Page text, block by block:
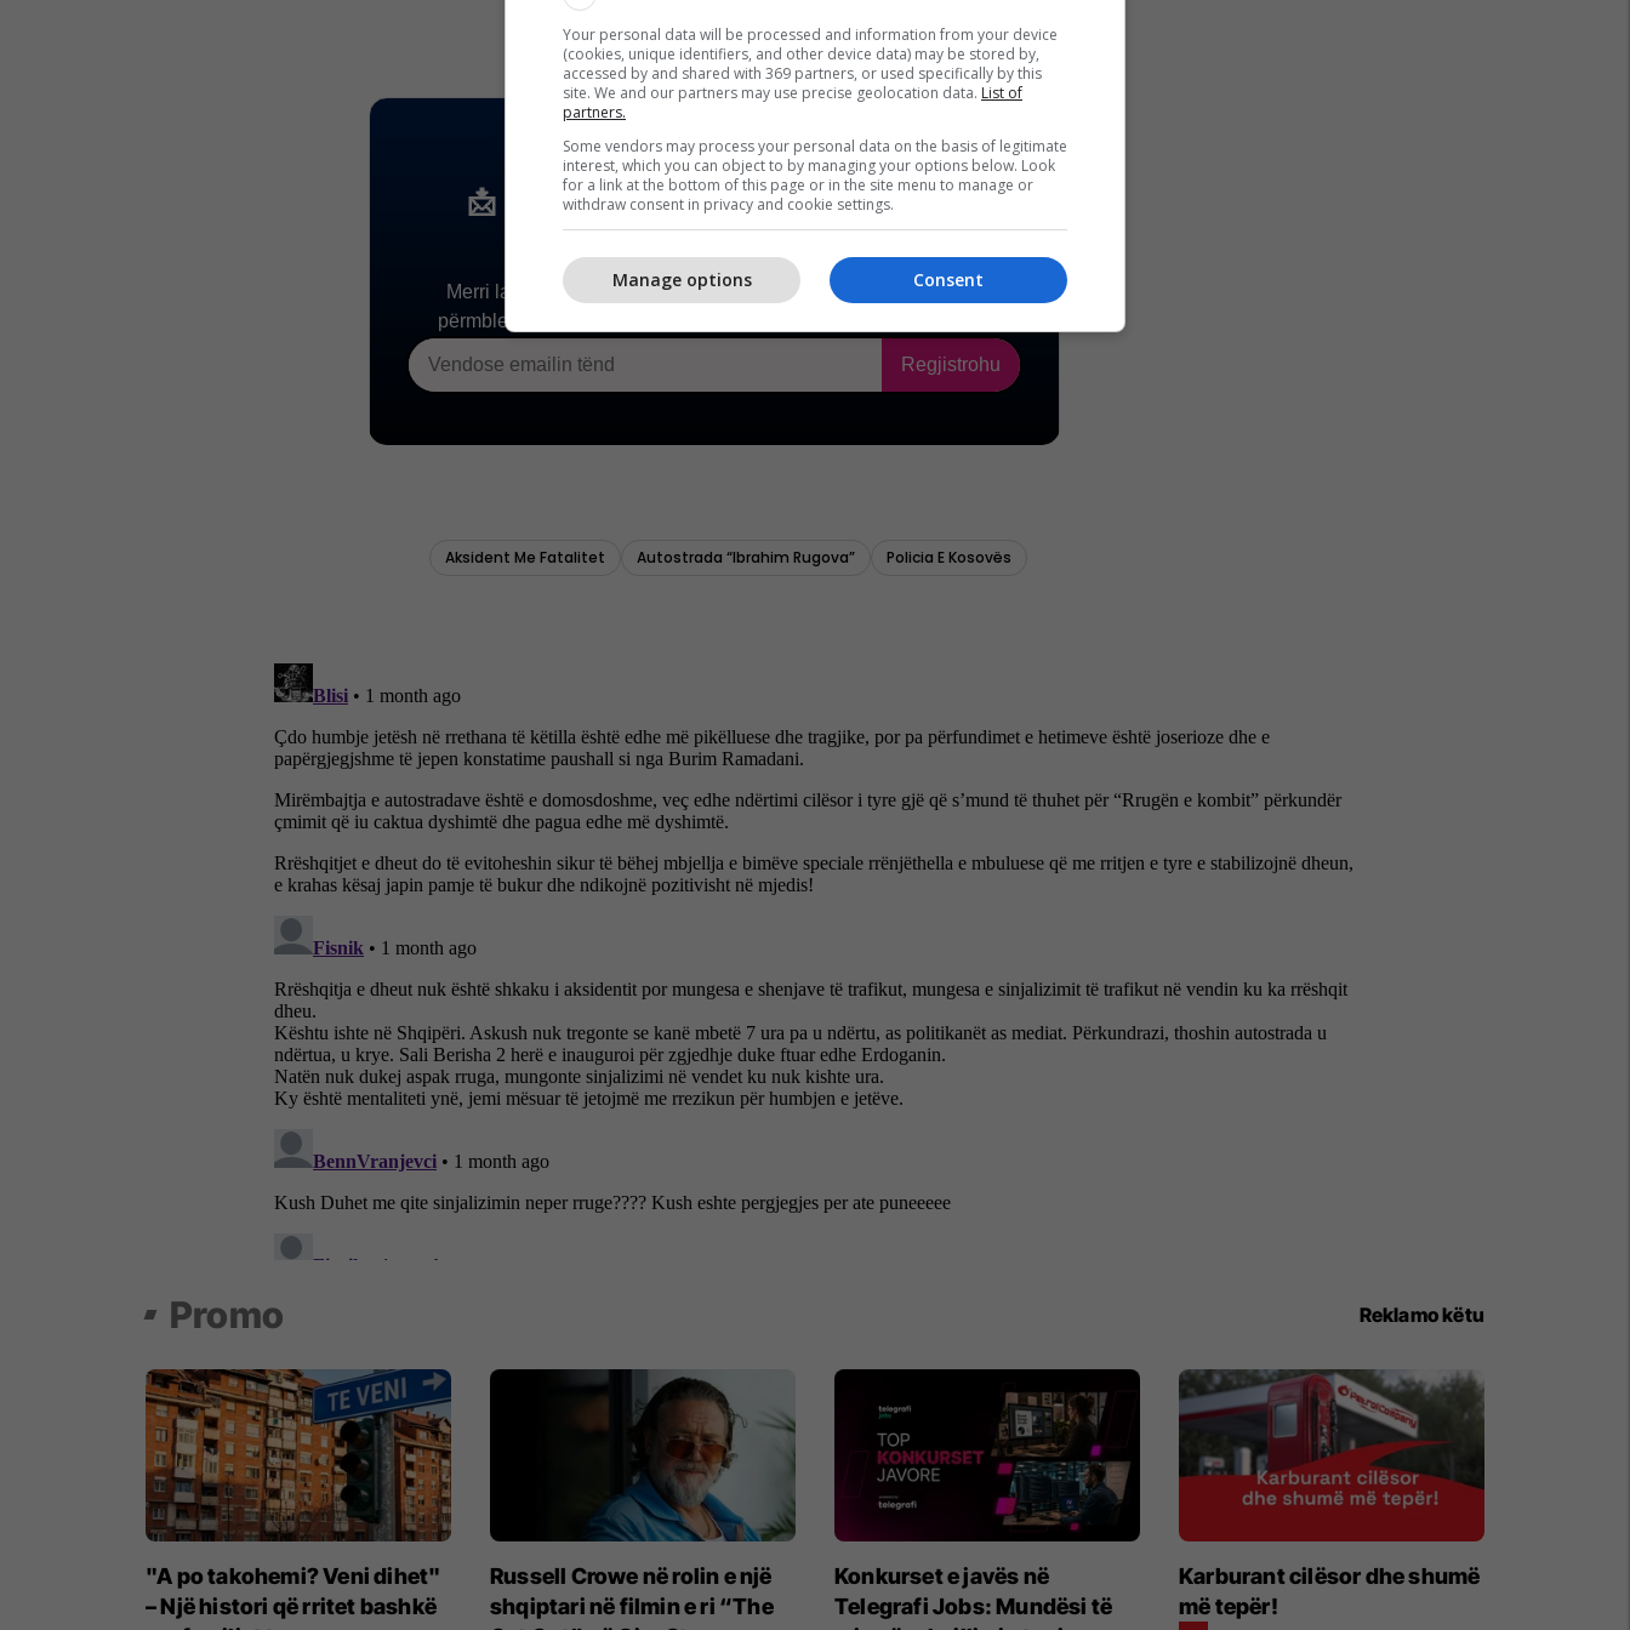
Your personal data will be processed and information from your device
(cookies, unique identifiers, and other device data) may be stored by,
accessed by and shared with 369 partners, or used specifically by this
site. We and our partners may use precise geolocation data. List of
partners.
Some vendors may process your personal data on the basis of legitimate
interest, which you can object to by managing your options below. Look
for a link at the bottom of this page or in the site menu to manage or
withdraw consent in privacy and cookie settings.
Consent
Manage options